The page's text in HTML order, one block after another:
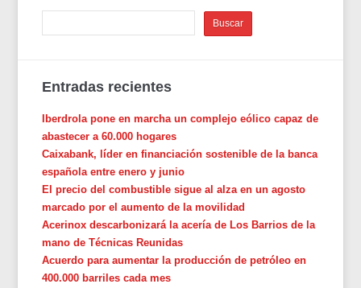
Entradas recientes
Iberdrola pone en marcha un complejo eólico capaz de
abastecer a 60.000 hogares
Caixabank, líder en financiación sostenible de la banca
española entre enero y junio
El precio del combustible sigue al alza en un agosto
marcado por el aumento de la movilidad
Acerinox descarbonizará la acería de Los Barrios de la
mano de Técnicas Reunidas
Acuerdo para aumentar la producción de petróleo en
400.000 barriles cada mes